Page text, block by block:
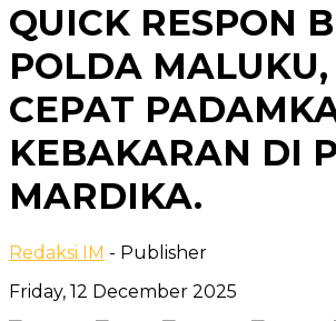
QUICK RESPON
POLDA
CEPAT
KEBAKARAN DI
MARDIKA.
Redaksi IM - Publisher
Friday, 12 December 2025